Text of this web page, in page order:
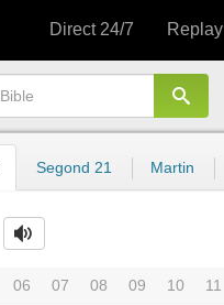
Direct 24/7 Replay
Segond 21 Martin
06 07 08 09 10 11